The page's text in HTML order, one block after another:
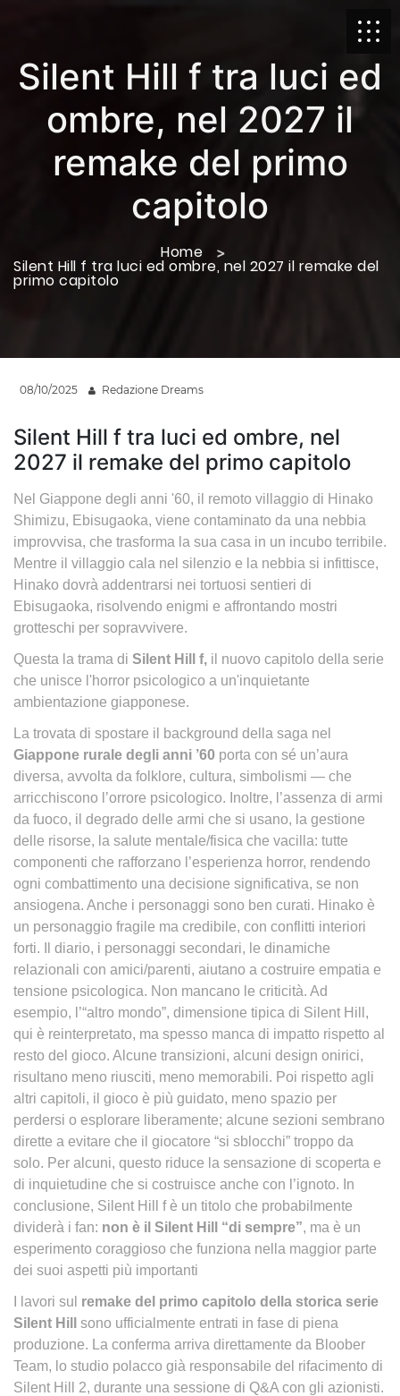
Silent Hill f tra luci ed
ombre, nel 2027 il
remake del primo
capitolo
Home
Silent Hill f tra luci ed ombre, nel 2027 il remake del
primo capitolo
08/10/2025 Redazione Dreams
Silent Hill f tra luci ed ombre, nel
2027 il remake del primo capitolo
Nel Giappone degli anni '60, il remoto villaggio di Hinako
Shimizu, Ebisugaoka, viene contaminato da una nebbia
improvvisa, che trasforma la sua casa in un incubo terribile.
Mentre il villaggio cala nel silenzio e la nebbia si infittisce,
Hinako dovrà addentrarsi nei tortuosi sentieri di
Ebisugaoka, risolvendo enigmi e affrontando mostri
grotteschi per sopravvivere.
Questa la trama di Silent Hill f, il nuovo capitolo della serie
che unisce l'horror psicologico a un'inquietante
ambientazione giapponese.
La trovata di spostare il background della saga nel
Giappone rurale degli anni ’60 porta con sé un’aura
diversa, avvolta da folklore, cultura, simbolismi — che
arricchiscono l’orrore psicologico. Inoltre, l’assenza di armi
da fuoco, il degrado delle armi che si usano, la gestione
delle risorse, la salute mentale/fisica che vacilla: tutte
componenti che rafforzano l’esperienza horror, rendendo
ogni combattimento una decisione significativa, se non
ansiogena. Anche i personaggi sono ben curati. Hinako è
un personaggio fragile ma credibile, con conflitti interiori
forti. Il diario, i personaggi secondari, le dinamiche
relazionali con amici/parenti, aiutano a costruire empatia e
tensione psicologica. Non mancano le criticità. Ad
esempio, l’“altro mondo”, dimensione tipica di Silent Hill,
qui è reinterpretato, ma spesso manca di impatto rispetto al
resto del gioco. Alcune transizioni, alcuni design onirici,
risultano meno riusciti, meno memorabili. Poi rispetto agli
altri capitoli, il gioco è più guidato, meno spazio per
perdersi o esplorare liberamente; alcune sezioni sembrano
dirette a evitare che il giocatore “si sblocchi” troppo da
solo. Per alcuni, questo riduce la sensazione di scoperta e
di inquietudine che si costruisce anche con l’ignoto. In
conclusione, Silent Hill f è un titolo che probabilmente
dividerà i fan: non è il Silent Hill “di sempre”, ma è un
esperimento coraggioso che funziona nella maggior parte
dei suoi aspetti più importanti
I lavori sul remake del primo capitolo della storica serie
Silent Hill
sono ufficialmente entrati in fase di piena
produzione. La conferma arriva direttamente da Bloober
Team, lo studio polacco già responsabile del rifacimento di
Silent Hill 2, durante una sessione di Q&A con gli azionisti.